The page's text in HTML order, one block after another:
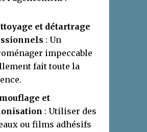
et détartrage
: Un
impeccable
fait toute la
et
: Utiliser des
ou films adhésifs